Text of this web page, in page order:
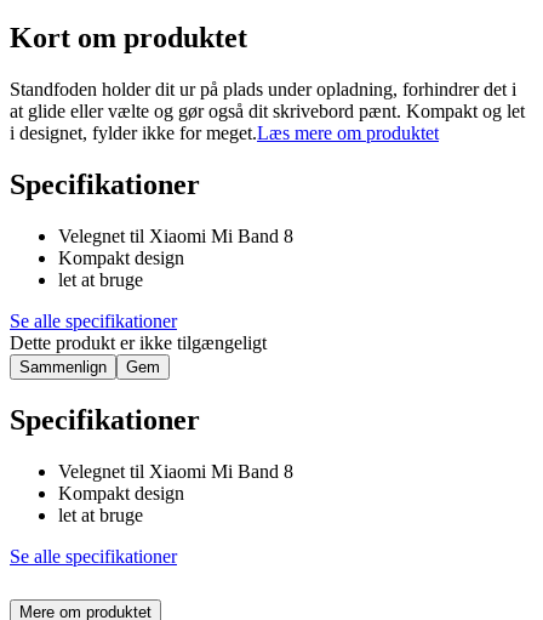
Kort om produktet
Standfoden holder dit ur på plads under opladning, forhindrer det i
at glide eller vælte og gør også dit skrivebord pænt. Kompakt og let
i designet, fylder ikke for meget.Læs mere om produktet
Specifikationer
Velegnet til Xiaomi Mi Band 8
Kompakt design
let at bruge
Se alle specifikationer
Dette produkt er ikke tilgængeligt
Sammenlign Gem
Specifikationer
Velegnet til Xiaomi Mi Band 8
Kompakt design
let at bruge
Se alle specifikationer
Mere om produktet